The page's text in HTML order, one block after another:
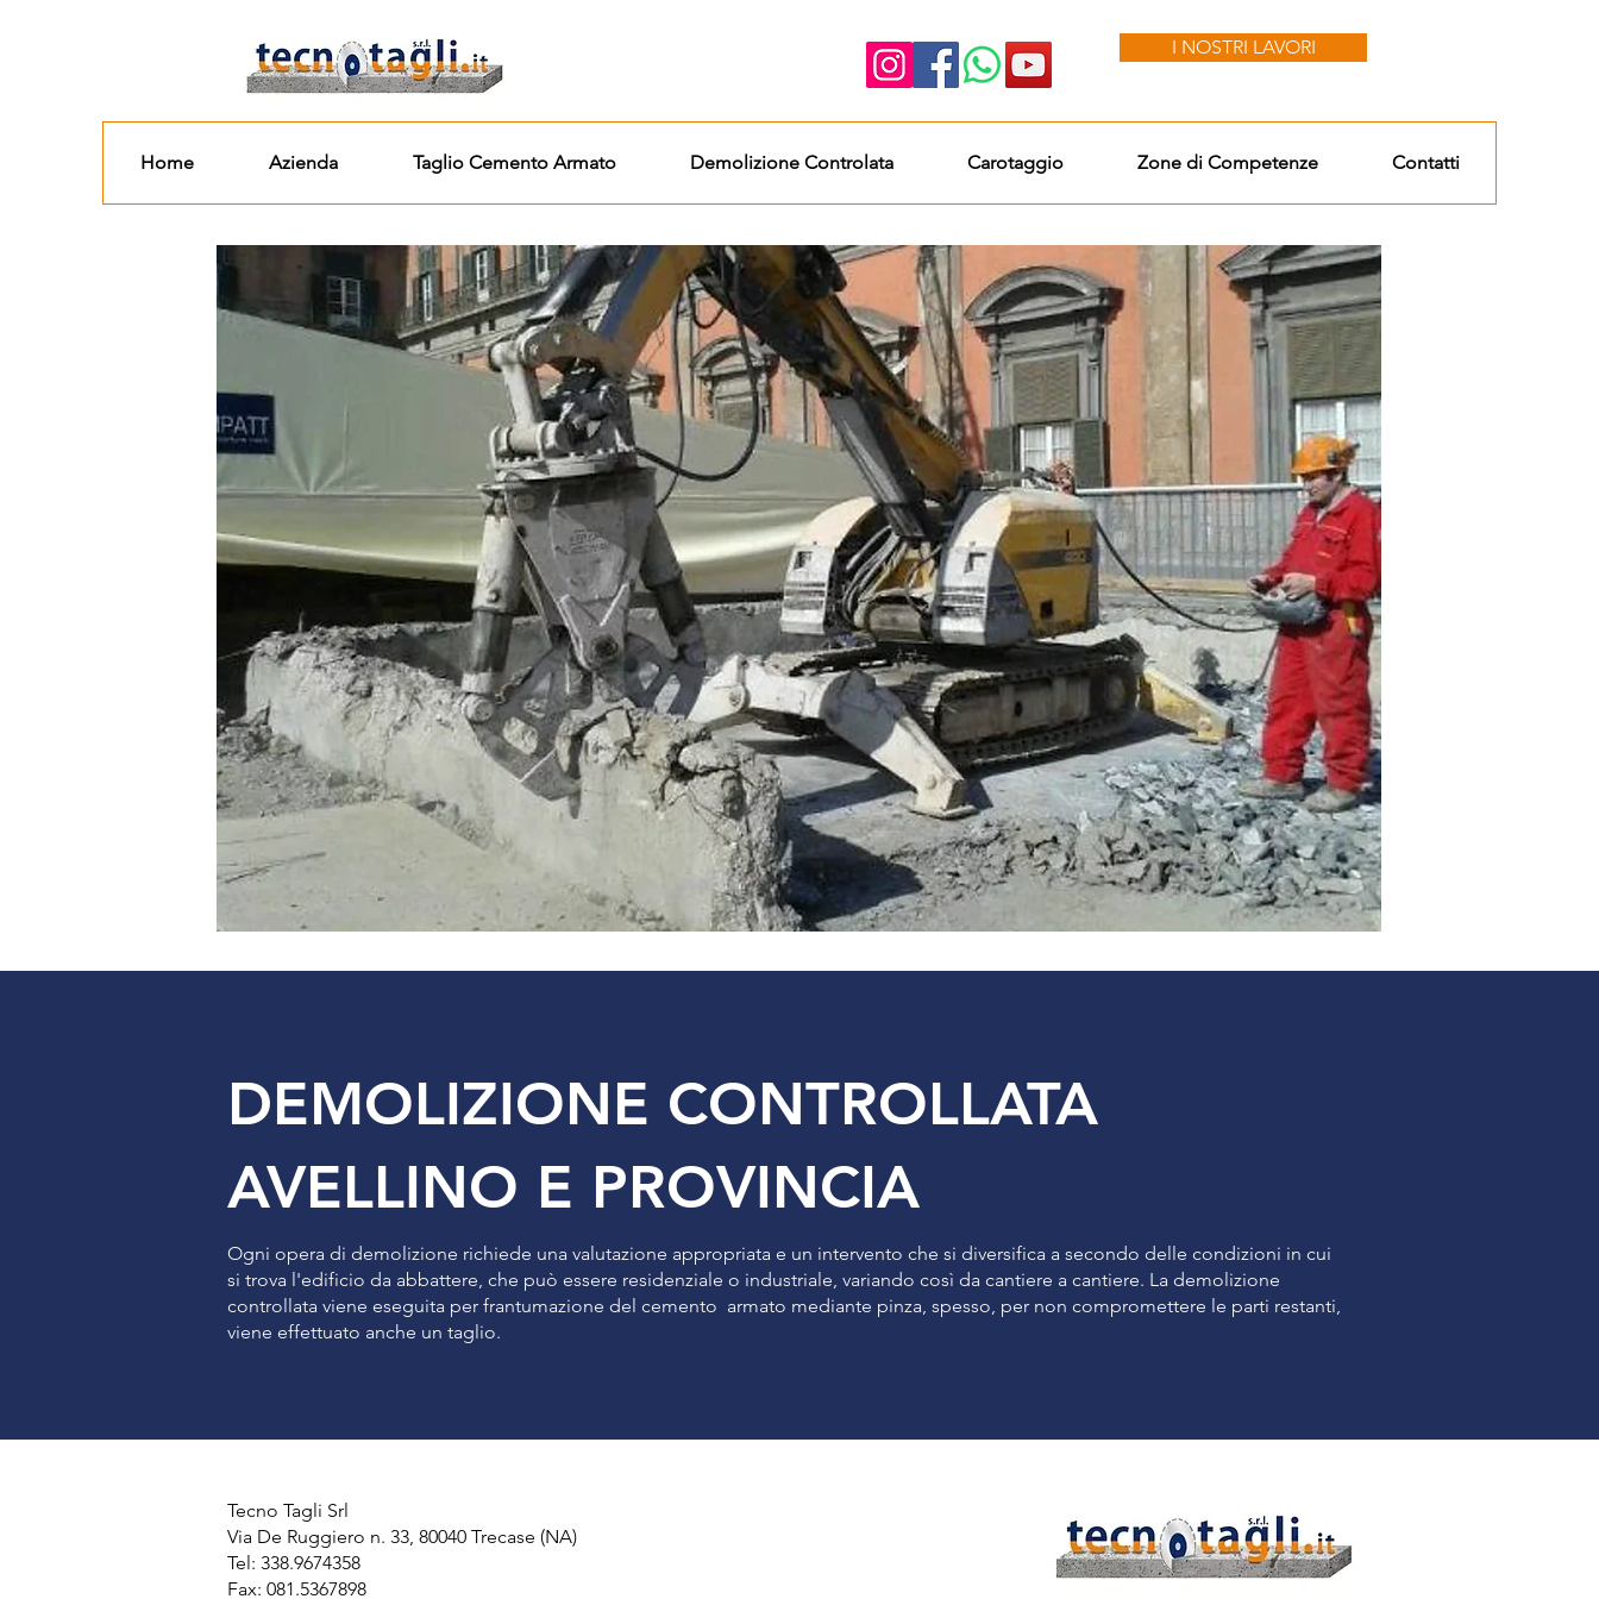
I NOSTRI LAVORI
Home Azienda Taglio Cemento Armato Demolizione Controlata Carotaggio Zone di Competenze Contatti
DEMOLIZIONE CONTROLLATA
AVELLINO E PROVINCIA
Ogni opera di demolizione richiede una valutazione appropriata e un intervento che si diversifica a secondo delle condizioni in cui
si trova l'edificio da abbattere, che può essere residenziale o industriale, variando così da cantiere a cantiere. La demolizione
controllata viene eseguita per frantumazione del cemento armato mediante pinza, spesso, per non compromettere le parti restanti,
viene effettuato anche un taglio.
Tecno Tagli Srl
Via De Ruggiero n. 33, 80040 Trecase (NA)
Tel: 338.9674358
Fax: 081.5367898